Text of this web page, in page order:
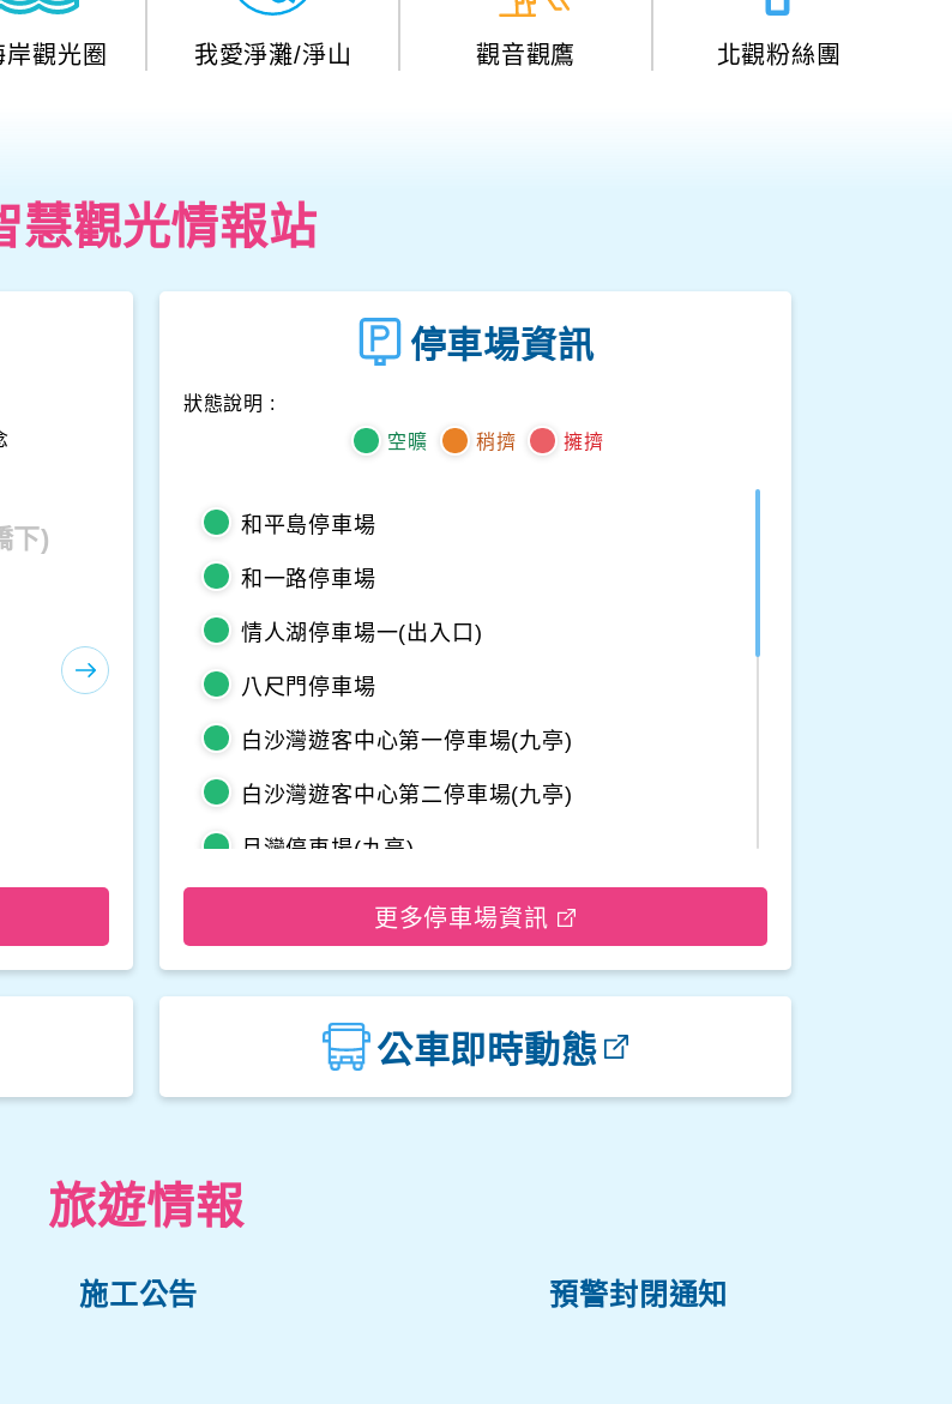
岸觀光圈 我愛淨灘/淨山 觀音觀鷹 北觀粉絲團
慧觀光情報站
下)
停車場資訊
狀態說明 :
空曠
稍擠 擁擠
和平島停車場
和一路停車場
情人湖停車場一(出入口)
八尺門停車場
白沙灣遊客中心第一停車場(九亭)
白沙灣遊客中心第二停車場(九亭)
月灣停車場(九亭)
野柳地質公園停車場
觀音山遊客中心停車場一
金山立體停車場
更多停車場資訊
公車即時動態
旅遊情報
施工公告 預警封閉通知